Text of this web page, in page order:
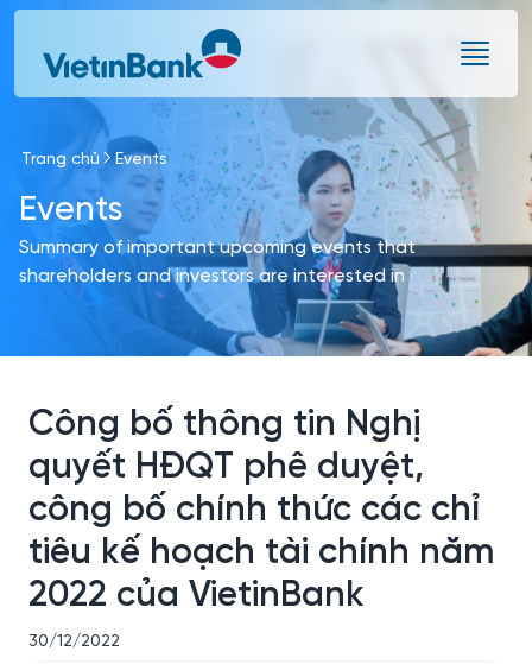
Skip to Main Content
Trang chủ Events
Events
Summary of important upcoming events that
shareholders and investors are interested in
Công bố thông tin Nghị
quyết HĐQT phê duyệt,
công bố chính thức các chỉ
tiêu kế hoạch tài chính năm
2022 của VietinBank
30/12/2022